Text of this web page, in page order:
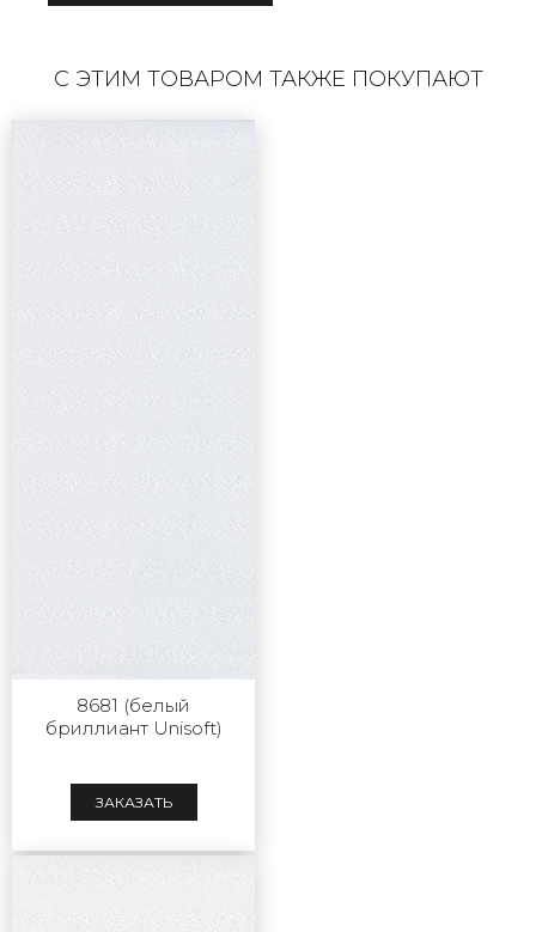
С ЭТИМ ТОВАРОМ ТАКЖЕ ПОКУПАЮТ
8681 (белый
бриллиант Unisoft)
ЗАКАЗАТЬ